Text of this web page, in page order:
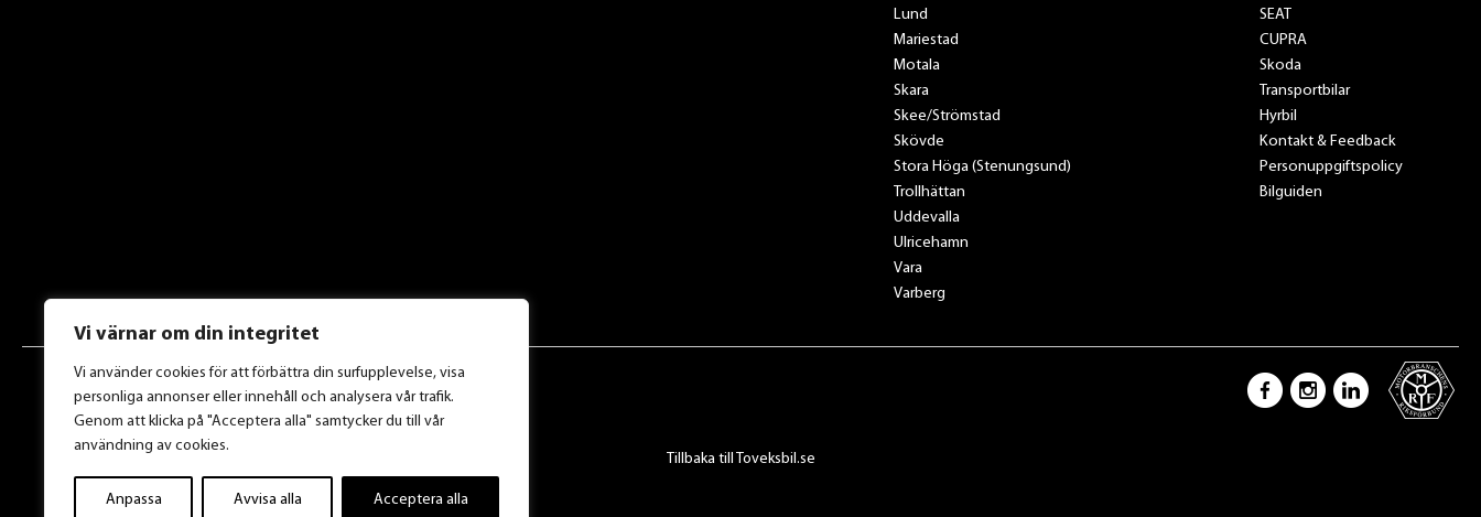
Vi värnar om din integritet
Vi använder cookies för att förbättra din surfupplevelse, visa
personliga annonser eller innehåll och analysera vår trafik.
Genom att klicka på "Acceptera alla" samtycker du till vår
användning av cookies.
Anpassa Avvisa alla Acceptera alla
Lund
Mariestad
Motala
Skara
Skee/Strömstad
Skövde
Stora Höga (Stenungsund)
Trollhättan
Uddevalla
Ulricehamn
Vara
Varberg
SEAT
CUPRA
Skoda
Transportbilar
Hyrbil
Kontakt & Feedback
Personuppgiftspolicy
Bilguiden
Tillbaka till Toveksbil.se